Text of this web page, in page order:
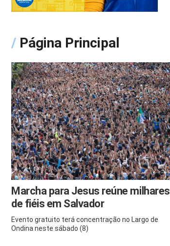
/ Página Principal
Marcha para Jesus reúne milhares
de fiéis em Salvador
Evento gratuito terá concentração no Largo de
Ondina neste sábado (8)